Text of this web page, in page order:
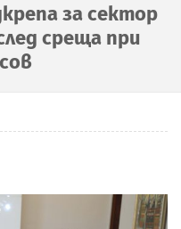
за сектор
среща при